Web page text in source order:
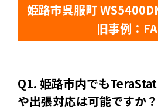
姫路市呉服町
旧事例：
Q1. 姫路市内でも
や出張対応は可能ですか？